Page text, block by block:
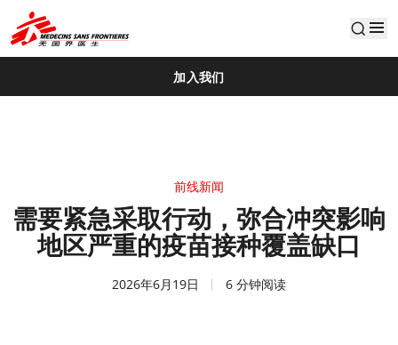
default
加入我们
前线新闻
需要紧急采取行动，弥合冲突影响
地区严重的疫苗接种覆盖缺口
2026年6月19日 6 分钟阅读